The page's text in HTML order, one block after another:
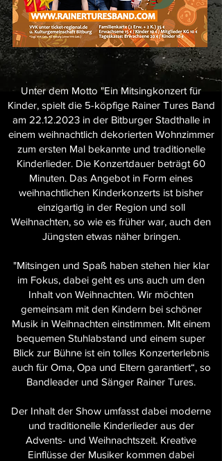
Unter dem Motto "Ein Mitsingkonzert für
Kinder, spielt die 5-köpfige Rainer Tures Band
am 22.12.2023in der Bitburger Stadthalle in
einem weihnachtlich dekorierten Wohnzimmer
zum ersten Mal bekannte und traditionelle
Kinderlieder. Die Konzertdauer beträgt 60
Minuten. Das Angebot in Form eines
weihnachtlichen Kinderkonzerts ist bisher
einzigartig in der Region und soll
Weihnachten, so wie es früher war, auch den
Jüngsten etwas näher bringen.
"Mitsingen und Spaß haben stehen hier klar
im Fokus, dabei geht es uns auch um den
Inhalt von Weihnachten. Wir möchten
gemeinsam mit den Kindern bei schöner
Musik in Weihnachten einstimmen. Mit einem
bequemen Stuhlabstand und einem super
Blick zur Bühne ist ein tolles Konzerterlebnis
auch für Oma, Opa und Eltern garantiert“, so
Bandleader und Sänger Rainer Tures.
Der Inhalt der Show umfasst dabei moderne
und traditionelle Kinderlieder aus der
Advents- und Weihnachtszeit. Kreative
Einflüsse der Musiker kommen dabei